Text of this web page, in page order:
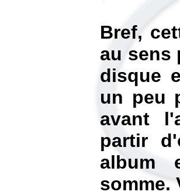
Bref,
au sens
disque
un peu
avant
partir
album
somme.